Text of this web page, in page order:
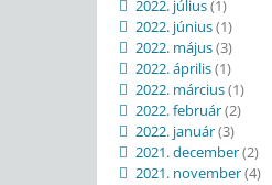
2022. július(1)
2022. június(1)
2022. május(3)
2022. április(1)
2022. március(1)
2022. február(2)
2022. január(3)
2021. december(2)
2021. november(4)